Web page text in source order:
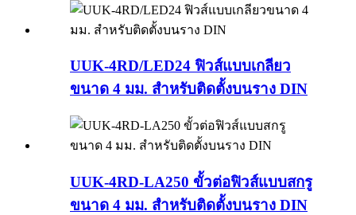
UUK-4RD/LED24 ฟิวส์แบบเกลียว
ขนาด 4 มม. สำหรับติดตั้งบนราง DIN
UUK-4RD-LA250 ขั้วต่อฟิวส์แบบสกรู
ขนาด 4 มม. สำหรับติดตั้งบนราง DIN